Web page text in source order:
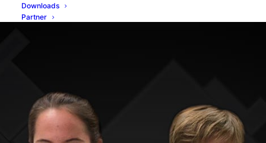
Downloads
Partner